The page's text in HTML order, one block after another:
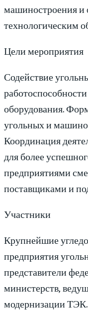
машиностроения и
технологическим
Цели мероприятия
Содействие
оборудования.
угольных и
Координация
для более
предприятиями
поставщиками и
Участники
Крупнейшие
предприятия
представители
министерств,
модернизации ТЭК.